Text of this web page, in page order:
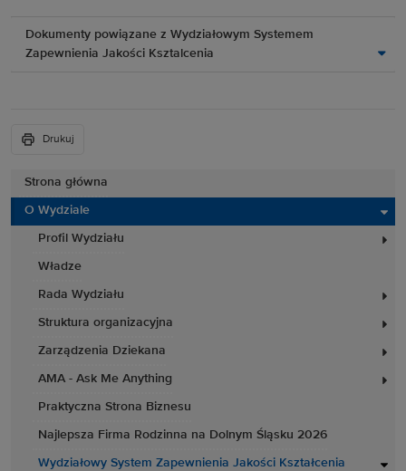
Strona główna
O Wydziale
Profil Wydziału
Władze
Rada Wydziału
Struktura organizacyjna
Zarządzenia Dziekana
AMA - Ask Me Anything
Praktyczna Strona Biznesu
Najlepsza Firma Rodzinna na Dolnym Śląsku 2026
Wydziałowy System Zapewnienia Jakości Kształcenia
Dokumenty powiązane z Wydziałowym Systemem
Zapewnienia Jakości Ksztalcenia
Drukuj